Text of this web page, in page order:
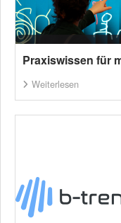
Praxiswissen für
Weiterlesen